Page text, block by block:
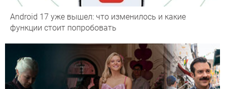
Android 17 уже вышел: что изменилось и какие
функции стоит попробовать